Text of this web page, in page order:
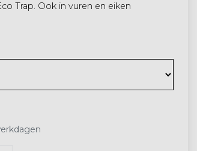
Trap. Ook in vuren en eiken